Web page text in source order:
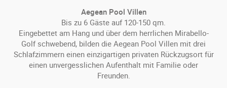
Aegean Pool Villen
Bis zu 6 Gäste auf 120-150 qm.
Eingebettet am Hang und über dem herrlichen Mirabello-
Golf schwebend, bilden die Aegean Pool Villen mit drei
Schlafzimmern einen einzigartigen privaten Rückzugsort für
einen unvergesslichen Aufenthalt mit Familie oder
Freunden.